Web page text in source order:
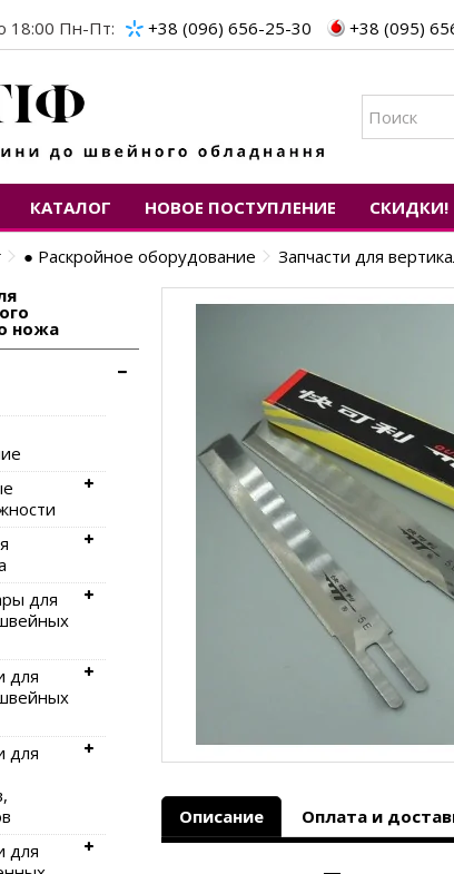
18:00 Пн-Пт: +38 (096) 656-25-30 +38 (095)
КАТАЛОГ НОВОЕ ПОСТУПЛЕНИЕ СКИДКИ!
● Раскройное оборудование Запчасти для
Описание Оплата и
ножа
для
для
для
для